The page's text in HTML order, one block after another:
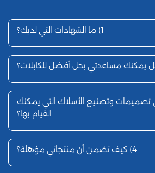
1) ما الشهادات التي لديك؟
يمكنك مساعدتي بحل أفضل للكابلات؟
تصميمات وتصنيع الأسلاك التي يمكنك
القيام بها؟
4) كيف تضمن أن منتجاتي مؤهلة؟